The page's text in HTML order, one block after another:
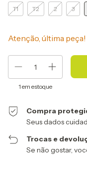
T1 T2 2 3
Atenção, última peça!
1 em estoque
Compra
Seus dados
Trocas e
Se não gostar,